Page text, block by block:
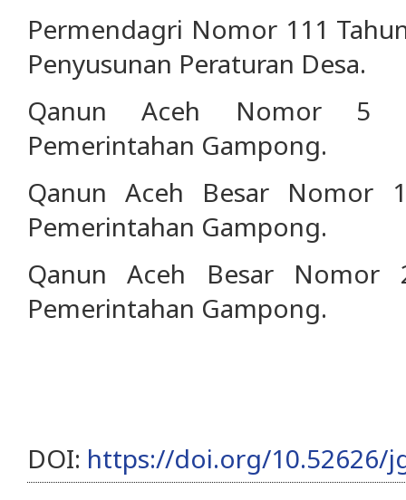
Permendagri Nomor 111
Penyusunan Peraturan Desa.
Qanun Aceh Nomor 5
Pemerintahan Gampong.
Qanun Aceh Besar Nomor
Pemerintahan Gampong.
Qanun Aceh Besar Nomor
Pemerintahan Gampong.
DOI: https://doi.org/10.52626/